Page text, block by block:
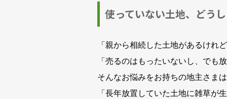
使っていない土地、どう
「親から相続した土地があるけれ
「売るのはもったいないし、で
そんなお悩みをお持ちの地主さま
「長年放置していた土地に雑草が